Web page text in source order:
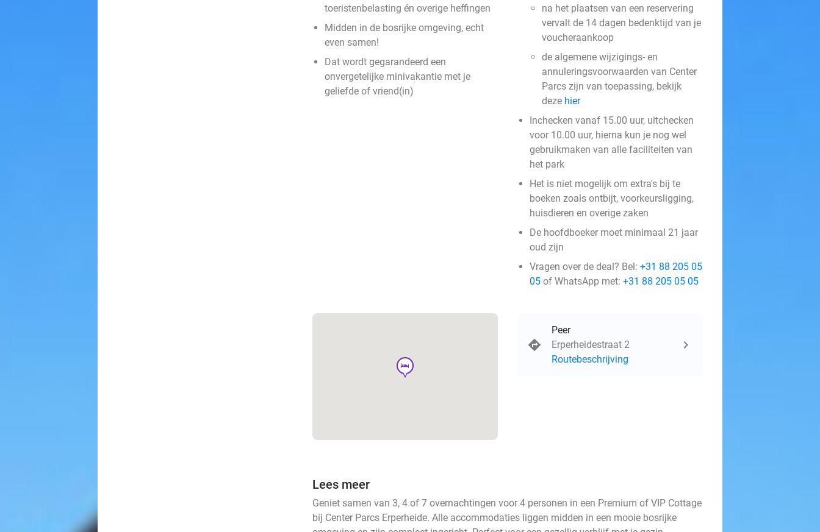
toeristenbelasting én overige heffingen
Midden in de bosrijke omgeving, echt
even samen!
Dat wordt gegarandeerd een
onvergetelijke minivakantie met je
geliefde of vriend(in)
na het plaatsen van een reservering
vervalt de 14 dagen bedenktijd van je
voucheraankoop
de algemene wijzigings- en
annuleringsvoorwaarden van Center
Parcs zijn van toepassing, bekijk
deze hier
Inchecken vanaf 15.00 uur, uitchecken
voor 10.00 uur, hierna kun je nog wel
gebruikmaken van alle faciliteiten van
het park
Het is niet mogelijk om extra's bij te
boeken zoals ontbijt, voorkeursligging,
huisdieren en overige zaken
De hoofdboeker moet minimaal 21 jaar
oud zijn
Vragen over de deal? Bel: +31 88 205 05
05 of WhatsApp met: +31 88 205 05 05
hotel
Peer
Erperheidestraat 2
Routebeschrijving
Lees meer
Geniet samen van 3, 4 of 7 overnachtingen voor 4 personen in een Premium of VIP Cottage
bij Center Parcs Erperheide. Alle accommodaties liggen midden in een mooie bosrijke